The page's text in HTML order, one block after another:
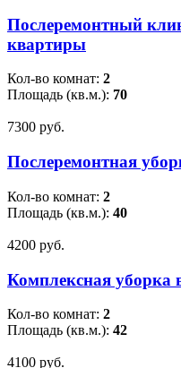
Послеремонтный
квартиры
Кол-во комнат: 2
Площадь (кв.м.): 70
7300 pуб.
Послеремонтная
Кол-во комнат: 2
Площадь (кв.м.): 40
4200 pуб.
Комплексная уборка
Кол-во комнат: 2
Площадь (кв.м.): 42
4100 pуб.